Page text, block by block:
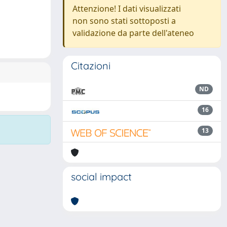
Attenzione! I dati visualizzati
non sono stati sottoposti a
validazione da parte dell'ateneo
Citazioni
ND
16
13
social impact